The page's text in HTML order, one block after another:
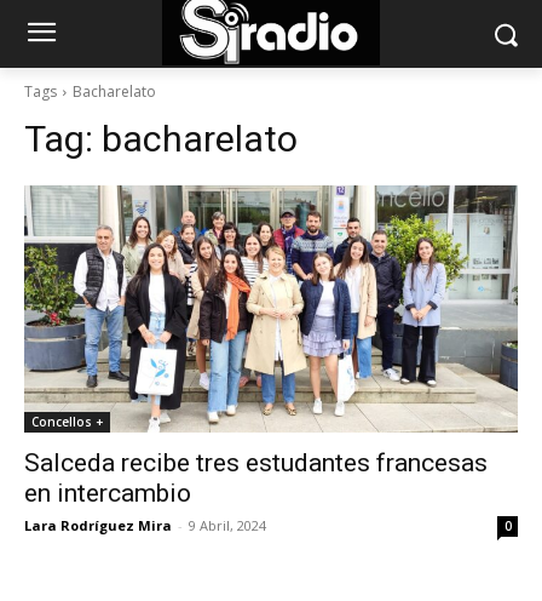
Tags Bacharelato
Tag: bacharelato
Concellos +
Salceda recibe tres estudantes francesas
en intercambio
Lara Rodríguez Mira - 9 Abril, 2024 0